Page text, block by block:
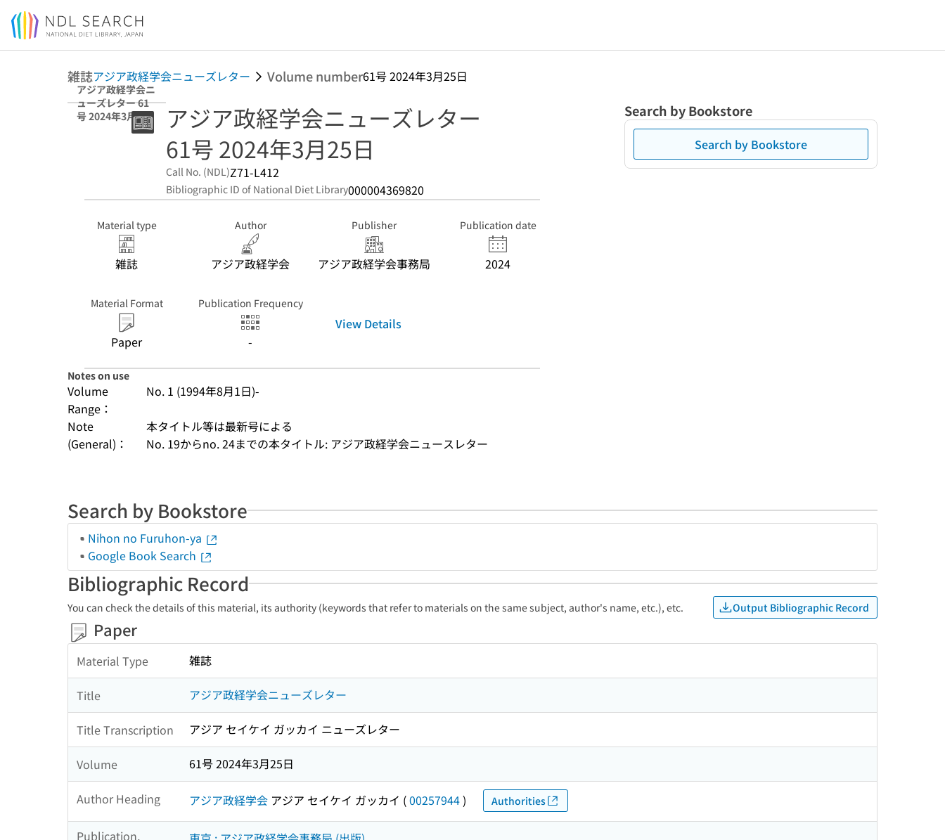
Jump to main content
雑誌アジア政経学会ニューズレター Volume number61号 2024年3月25日
アジア政経学会ニ
ューズレター 61
号 2024年3月25
アジア政経学会ニューズレター
61号 2024年3月25日
Call No. (NDL)Z71-L412
Bibliographic ID of National Diet Library000004369820
Material type
雑誌
Author
アジア政経学会
Publisher
アジア政経学会事務局
Publication date
2024
Material Format
Paper
Publication Frequency
-
View Details
Notes on use
Volume
Range：
No. 1 (1994年8月1日)-
Note
(General)：
本タイトル等は最新号による
No. 19からno. 24までの本タイトル: アジア政経学会ニュースレター
Search by Bookstore
Search by Bookstore
Search by Bookstore
Nihon no Furuhon-ya
Google Book Search
Bibliographic Record
You can check the details of this material, its authority (keywords that refer to materials on the same subject, author's name, etc.), etc. Output Bibliographic Record
Paper
Material Type 雑誌
Title アジア政経学会ニューズレター
Title Transcription アジア セイケイ ガッカイ ニューズレター
Volume 61号 2024年3月25日
Author Heading アジア政経学会 アジア セイケイ ガッカイ (00257944) Authorities
Publication,